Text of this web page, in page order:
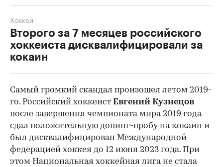
Второго за 7 месяцев российского
хоккеиста дисквалифицировали за
кокаин
Хоккей
Самый громкий скандал произошел летом 2019-
го. Российский хоккеист Евгений Кузнецов
после завершения чемпионата мира 2019 года
сдал положительную допинг-пробу на кокаин и
был дисквалифицирован Международной
федерацией хоккея до 12 июня 2023 года. При
этом Национальная хоккейная лига не стала